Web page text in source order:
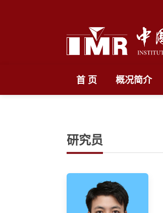
首 页 概况简介
研究员